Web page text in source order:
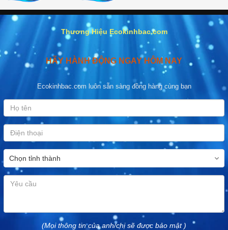
Thương Hiệu Ecokinhbac.com
HÃY HÀNH ĐỘNG NGAY HÔM NAY
Ecokinhbac.com luôn sẵn sàng đồng hàng cùng bạn
(Mọi thông tin của anh/chị sẽ được bảo mật )